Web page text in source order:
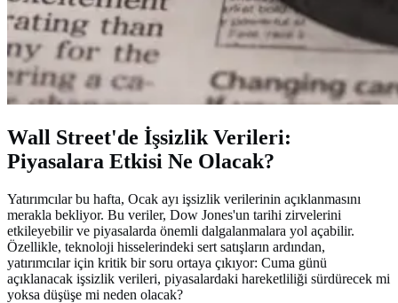
Wall Street'de İşsizlik Verileri:
Piyasalara Etkisi Ne Olacak?
Yatırımcılar bu hafta, Ocak ayı işsizlik verilerinin açıklanmasını
merakla bekliyor. Bu veriler, Dow Jones'un tarihi zirvelerini
etkileyebilir ve piyasalarda önemli dalgalanmalara yol açabilir.
Özellikle, teknoloji hisselerindeki sert satışların ardından,
yatırımcılar için kritik bir soru ortaya çıkıyor: Cuma günü
açıklanacak işsizlik verileri, piyasalardaki hareketliliği sürdürecek mi
yoksa düşüşe mi neden olacak?